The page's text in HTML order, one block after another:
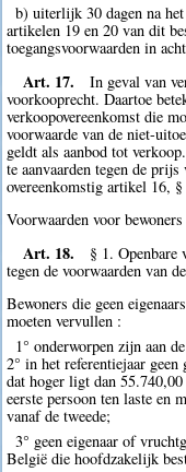
b) uiterlijk 30 dagen na het
artikelen 19 en 20 van dit
toegangsvoorwaarden in
Art. 17.
In geval van
voorkooprecht. Daartoe
verkoopovereenkomst die
voorwaarde van de niet-
geldt als aanbod tot
te aanvaarden tegen de
overeenkomstig artikel 16, §
Voorwaarden voor
Art. 18.
§ 1. Openbare
tegen de voorwaarden van
Bewoners die geen
moeten vervullen :
1° onderworpen zijn aan
2° in het referentiejaar
dat hoger ligt dan
eerste persoon ten laste en
vanaf de tweede;
3° geen eigenaar of
België die hoofdzakelijk